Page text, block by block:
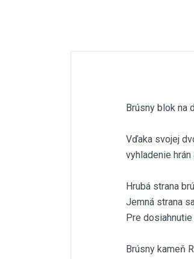
Brúsny blok na
Vďaka svojej
vyhladenie
Hrubá strana
Jemná strana
Pre
Brúsny kameň